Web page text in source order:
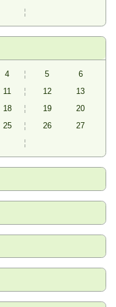
¦
4 ¦ 5
6
11 ¦ 12
13
18 ¦ 19
20
25 ¦ 26
27
¦